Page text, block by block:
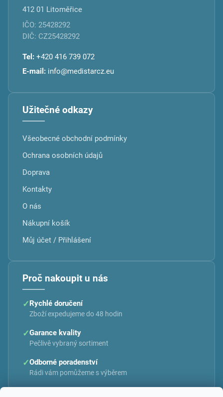
412 01 Litoměřice
IČO: 25428292
DIČ: CZ25428292
Tel: +420 416 739 072
E-mail: info@medistarcz.eu
Užitečné odkazy
Všeobecné obchodní podmínky
Ochrana osobních údajů
Doprava
Kontakty
O nás
Nákupní košík
Můj účet / Přihlášení
Proč nakoupit u nás
✓Rychlé doručení
Zboží expedujeme do 48 hodin
✓Garance kvality
Pečlivě vybraný sortiment
✓Odborné poradenství
Rádi vám pomůžeme s výběrem